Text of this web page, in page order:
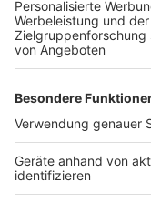
Weitere
Anzeige
Reizgas-
Blumenkübel
"Stern-TV"